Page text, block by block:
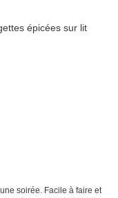
soirée. Facile à faire et